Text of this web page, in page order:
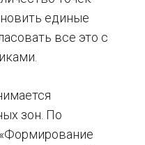
единые
все это с
зон. По